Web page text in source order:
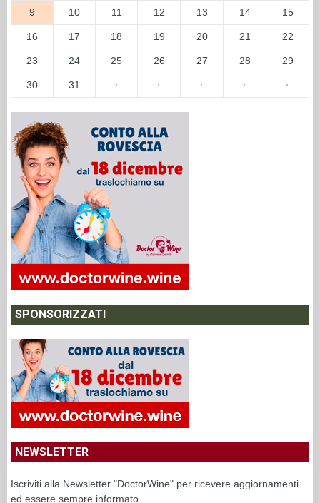
9 10 11 12 13 14 15
16 17 18 19 20 21 22
23 24 25 26 27 28 29
30 31 · · · · ·
SPONSORIZZATI
NEWSLETTER
Iscriviti alla Newsletter "DoctorWine" per ricevere aggiornamenti
ed essere sempre informato.